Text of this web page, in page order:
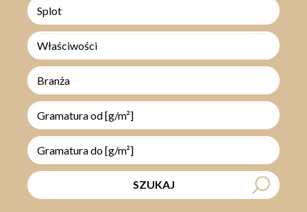
Splot
Właściwości
Branża
SZUKAJ